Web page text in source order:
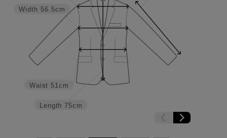
Length 75cm
Waist 51cm
Width 56.5cm